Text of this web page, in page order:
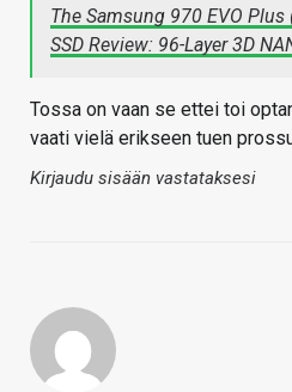
The Samsung 970 EVO Plus
SSD Review: 96-Layer 3D
Tossa on vaan se ettei toi
vaati vielä erikseen tuen
Kirjaudu sisään vastataksesi